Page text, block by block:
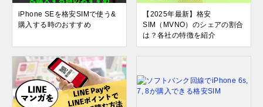
iPhone SEを格安SIMで使う&
購入する時のおすすめ
【2025年最新】格安
SIM（MVNO）のシェアの割合
は？各社の特徴を紹介